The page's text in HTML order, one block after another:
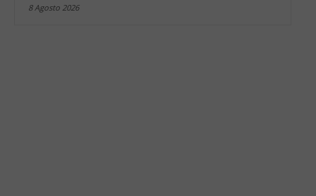
8 Agosto 2026